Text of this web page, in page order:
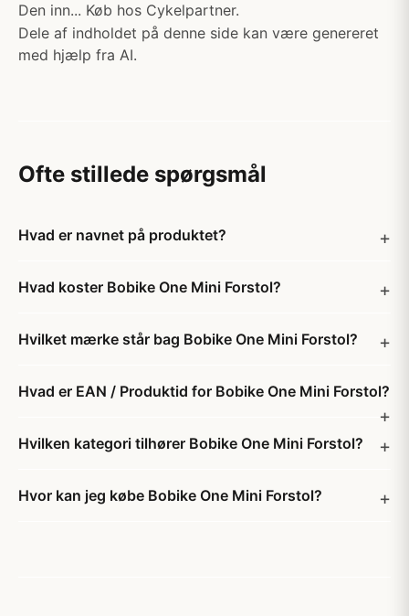
Den inn... Køb hos Cykelpartner.
Dele af indholdet på denne side kan være genereret
med hjælp fra AI.
Ofte stillede spørgsmål
Hvad er navnet på produktet?
Hvad koster Bobike One Mini Forstol?
Hvilket mærke står bag Bobike One Mini Forstol?
Hvad er EAN / Produktid for Bobike One Mini Forstol?
Hvilken kategori tilhører Bobike One Mini Forstol?
Hvor kan jeg købe Bobike One Mini Forstol?